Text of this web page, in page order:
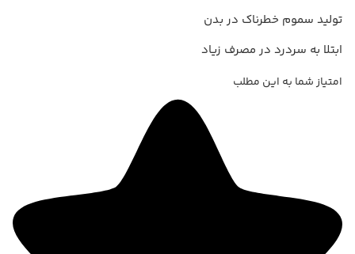
تولید سموم خطرناک در بدن
ابتلا به سردرد در مصرف زیاد
امتیاز شما به این مطلب